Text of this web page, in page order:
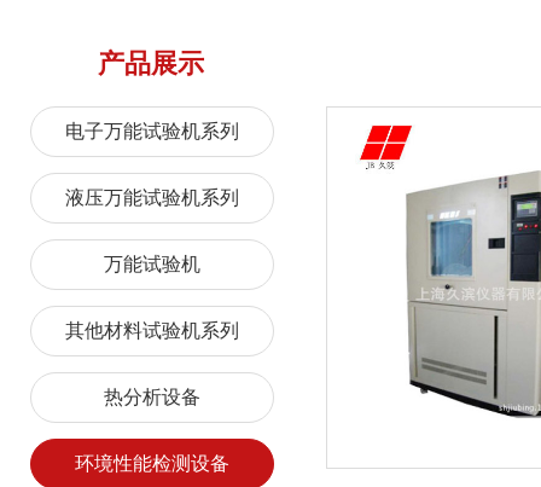
产品展示
电子万能试验机系列
液压万能试验机系列
万能试验机
其他材料试验机系列
热分析设备
环境性能检测设备